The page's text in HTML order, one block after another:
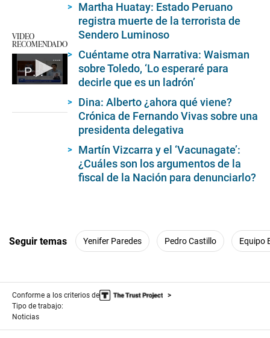
VIDEO
RECOMENDADO
Pedro Castillo en Comisión de Fiscalización y Contraloría
Martha Huatay: Estado Peruano
registra muerte de la terrorista de
Sendero Luminoso
Cuéntame otra Narrativa: Waisman
sobre Toledo, ‘Lo esperaré para
decirle que es un ladrón’
Dina: Alberto ¿ahora qué viene?
Crónica de Fernando Vivas sobre una
presidenta delegativa
Martín Vizcarra y el ‘Vacunagate’:
¿Cuáles son los argumentos de la
fiscal de la Nación para denunciarlo?
Seguir temas Yenifer Paredes Pedro Castillo Equipo
Conforme a los criterios de
Tipo de trabajo:
Noticias